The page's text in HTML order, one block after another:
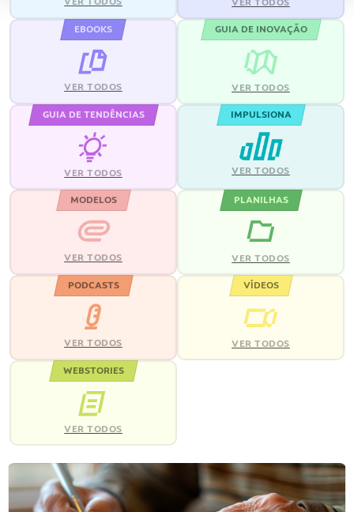
EBOOKS
VER TODOS
GUIA DE INOVAÇÃO
VER TODOS
GUIA DE TENDÊNCIAS
VER TODOS
IMPULSIONA
VER TODOS
MODELOS
VER TODOS
PLANILHAS
VER TODOS
PODCASTS
VER TODOS
VÍDEOS
VER TODOS
WEBSTORIES
VER TODOS